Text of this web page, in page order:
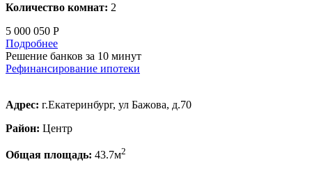
Количество комнат: 2
5 000 050 Р
Подробнее
Решение банков за 10 минут
Рефинансирование ипотеки
Адрес: г.Екатеринбург, ул Бажова, д.70
Район: Центр
Общая площадь: 43.7м2